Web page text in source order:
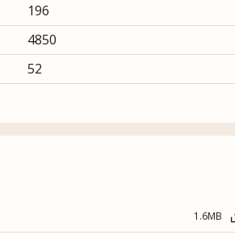
196
4850
52
1.6MB